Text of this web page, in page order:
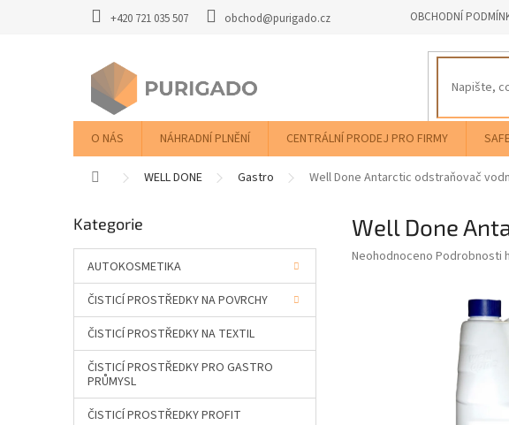
+420 721 035 507 obchod@purigado.cz OBCHODNÍ
O NÁS NÁHRADNÍ PLNĚNÍ CENTRÁLNÍ PRODEJ PRO FIRMY
Domů WELL DONE Gastro Well Done Antarctic odstraňovač
o
s
r
n
a
Přeskočit
Kategorie
AUTOKOSMETIKA
ČISTICÍ PROSTŘEDKY NA POVRCHY
ČISTICÍ PROSTŘEDKY NA TEXTIL
ČISTICÍ PROSTŘEDKY PRO GASTRO
PRŮMYSL
ČISTICÍ PROSTŘEDKY PROFIT
Well Done
Průměrné
Neohodnoceno Podrobnosti